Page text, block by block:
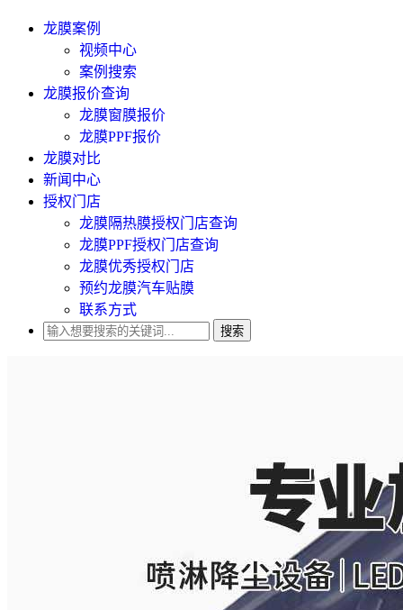
龙膜案例
视频中心
案例搜索
龙膜报价查询
龙膜窗膜报价
龙膜PPF报价
龙膜对比
新闻中心
授权门店
龙膜隔热膜授权门店查询
龙膜PPF授权门店查询
龙膜优秀授权门店
预约龙膜汽车贴膜
联系方式
搜索